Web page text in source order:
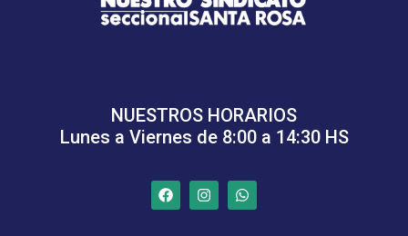
NUESTROS HORARIOS
Lunes a Viernes de 8:00 a 14:30 HS